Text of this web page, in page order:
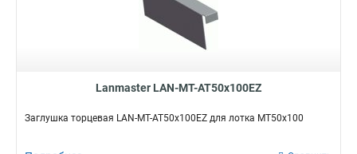
Lanmaster LAN-MT-AT50x100EZ
Заглушка торцевая LAN-MT-AT50x100EZ для лотка MT50x100